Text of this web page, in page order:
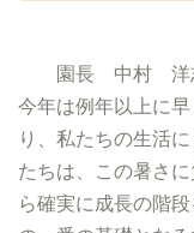
園長 中村 洋
今年は例年以上に
り、私たちの生活
たちは、この暑さ
ら確実に成長の階